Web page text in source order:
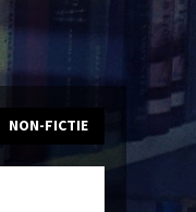
NON-FICTIE